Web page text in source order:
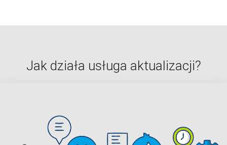
Jak działa usługa aktualizacji?